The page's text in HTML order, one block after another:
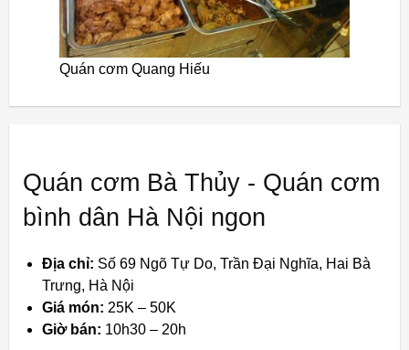
Quán cơm Quang Hiếu
Quán cơm Bà Thủy - Quán cơm
bình dân Hà Nội ngon
Địa chỉ: Số 69 Ngõ Tự Do, Trần Đại Nghĩa, Hai Bà
Trưng, Hà Nội
Giá món: 25K – 50K
Giờ bán: 10h30 – 20h